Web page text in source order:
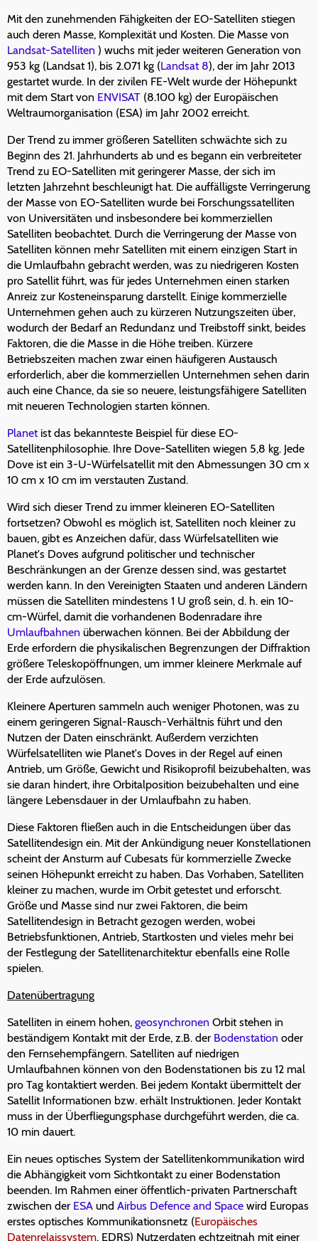
Mit den zunehmenden Fähigkeiten der EO-Satelliten stiegen
auch deren Masse, Komplexität und Kosten. Die Masse von
Landsat-Satelliten ) wuchs mit jeder weiteren Generation von
953 kg (Landsat 1), bis 2.071 kg (Landsat 8), der im Jahr 2013
gestartet wurde. In der zivilen FE-Welt wurde der Höhepunkt
mit dem Start von ENVISAT (8.100 kg) der Europäischen
Weltraumorganisation (ESA) im Jahr 2002 erreicht.
Der Trend zu immer größeren Satelliten schwächte sich zu
Beginn des 21. Jahrhunderts ab und es begann ein verbreiteter
Trend zu EO-Satelliten mit geringerer Masse, der sich im
letzten Jahrzehnt beschleunigt hat. Die auffälligste Verringerung
der Masse von EO-Satelliten wurde bei Forschungssatelliten
von Universitäten und insbesondere bei kommerziellen
Satelliten beobachtet. Durch die Verringerung der Masse von
Satelliten können mehr Satelliten mit einem einzigen Start in
die Umlaufbahn gebracht werden, was zu niedrigeren Kosten
pro Satellit führt, was für jedes Unternehmen einen starken
Anreiz zur Kosteneinsparung darstellt. Einige kommerzielle
Unternehmen gehen auch zu kürzeren Nutzungszeiten über,
wodurch der Bedarf an Redundanz und Treibstoff sinkt, beides
Faktoren, die die Masse in die Höhe treiben. Kürzere
Betriebszeiten machen zwar einen häufigeren Austausch
erforderlich, aber die kommerziellen Unternehmen sehen darin
auch eine Chance, da sie so neuere, leistungsfähigere Satelliten
mit neueren Technologien starten können.
Planetist das bekannteste Beispiel für diese EO-
Satellitenphilosophie. Ihre Dove-Satelliten wiegen 5,8 kg. Jede
Dove ist ein 3-U-Würfelsatellit mit den Abmessungen 30 cm x
10 cm x 10 cm im verstauten Zustand.
Wird sich dieser Trend zu immer kleineren EO-Satelliten
fortsetzen? Obwohl es möglich ist, Satelliten noch kleiner zu
bauen, gibt es Anzeichen dafür, dass Würfelsatelliten wie
Planet's Doves aufgrund politischer und technischer
Beschränkungen an der Grenze dessen sind, was gestartet
werden kann. In den Vereinigten Staaten und anderen Ländern
müssen die Satelliten mindestens 1 U groß sein, d. h. ein 10-
cm-Würfel, damit die vorhandenen Bodenradare ihre
Umlaufbahnen überwachen können. Bei der Abbildung der
Erde erfordern die physikalischen Begrenzungen der Diffraktion
größere Teleskopöffnungen, um immer kleinere Merkmale auf
der Erde aufzulösen.
Kleinere Aperturen sammeln auch weniger Photonen, was zu
einem geringeren Signal-Rausch-Verhältnis führt und den
Nutzen der Daten einschränkt. Außerdem verzichten
Würfelsatelliten wie Planet's Doves in der Regel auf einen
Antrieb, um Größe, Gewicht und Risikoprofil beizubehalten, was
sie daran hindert, ihre Orbitalposition beizubehalten und eine
längere Lebensdauer in der Umlaufbahn zu haben.
Diese Faktoren fließen auch in die Entscheidungen über das
Satellitendesign ein. Mit der Ankündigung neuer Konstellationen
scheint der Ansturm auf Cubesats für kommerzielle Zwecke
seinen Höhepunkt erreicht zu haben. Das Vorhaben, Satelliten
kleiner zu machen, wurde im Orbit getestet und erforscht.
Größe und Masse sind nur zwei Faktoren, die beim
Satellitendesign in Betracht gezogen werden, wobei
Betriebsfunktionen, Antrieb, Startkosten und vieles mehr bei
der Festlegung der Satellitenarchitektur ebenfalls eine Rolle
spielen.
Datenübertragung
Satelliten in einem hohen, geosynchronen Orbit stehen in
beständigem Kontakt mit der Erde, z.B. der Bodenstation oder
den Fernsehempfängern. Satelliten auf niedrigen
Umlaufbahnen können von den Bodenstationen bis zu 12 mal
pro Tag kontaktiert werden. Bei jedem Kontakt übermittelt der
Satellit Informationen bzw. erhält Instruktionen. Jeder Kontakt
muss in der Überfliegungsphase durchgeführt werden, die ca.
10 min dauert.
Ein neues optisches System der Satellitenkommunikation wird
die Abhängigkeit vom Sichtkontakt zu einer Bodenstation
beenden. Im Rahmen einer öffentlich-privaten Partnerschaft
zwischen der ESA und Airbus Defence and Space wird Europas
erstes optisches Kommunikationsnetz (Europäisches
Datenrelaissystem, EDRS) Nutzerdaten echtzeitnah mit einer